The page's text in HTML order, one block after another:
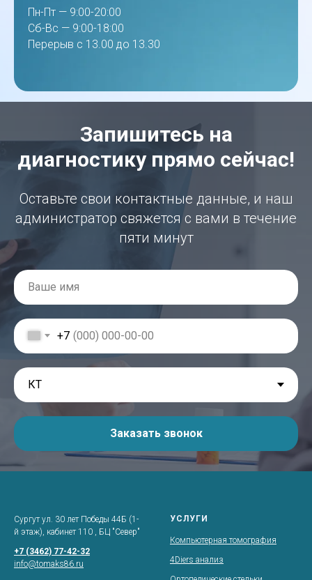
Пн-Пт — 9:00-20:00
Сб-Вс — 9:00-18:00
Перерыв с 13.00 до 13.30
Запишитесь на
диагностику прямо сейчас!
Оставьте свои контактные данные, и наш
администратор свяжется с вами в течение
пяти минут
+7
Заказать звонок
Сургут ул. 30 лет Победы 44Б (1-
й этаж), кабинет 110 , БЦ "Север"
+7 (3462) 77-42-32
info@tomaks86.ru
УСЛУГИ
Компьютерная томография
4Diers анализ